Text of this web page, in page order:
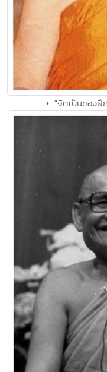
• ."จิตเป็นของ